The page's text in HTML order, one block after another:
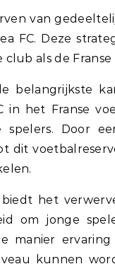
van
FC. Deze
club als de Franse
belangrijkste
in het Franse
spelers. Door
dit
biedt het
om jonge
manier
kunnen